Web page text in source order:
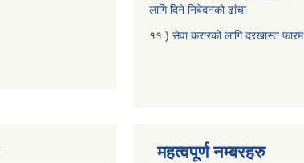
लागि दिने निबेदनको ढांचा
११ ) सेवा करारको लागि दरखास्त फारम
महत्वपूर्ण नम्बरहरु